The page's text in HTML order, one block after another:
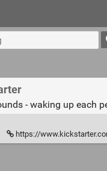
- waking up each
https://www.kickstarter.com/projects/